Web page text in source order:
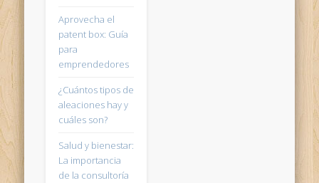
Aprovecha el
patent box: Guía
para
emprendedores
¿Cuántos tipos de
aleaciones hay y
cuáles son?
Salud y bienestar:
La importancia
de la consultoría